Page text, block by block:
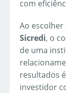
com
Ao escolher
Sicredi, o
de uma
resultados
investidor